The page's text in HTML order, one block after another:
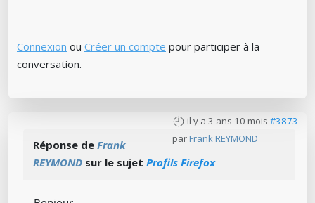
Connexion ou Créer un compte pour participer à la
conversation.
il y a 3 ans 10 mois #3873
par Frank REYMOND
Réponse de Frank
REYMOND sur le sujet Profils Firefox